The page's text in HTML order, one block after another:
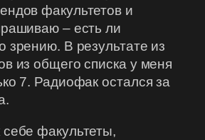
факультетов и
– есть ли
зрению. В результате из
из общего списка у меня
7. Радиофак остался за
факультеты,